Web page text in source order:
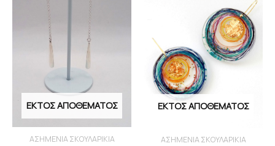
ΕΚΤΌΣ ΑΠΟΘΈΜΑΤΟΣ
ΑΣΗΜΕΝΙΑ ΣΚΟΥΛΑΡΙΚΙΑ
ΕΚΤΌΣ ΑΠΟΘΈΜΑΤΟΣ
ΑΣΗΜΕΝΙΑ ΣΚΟΥΛΑΡΙΚΙΑ